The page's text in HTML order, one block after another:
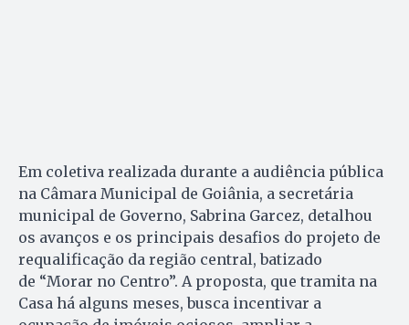
Em coletiva realizada durante a audiência pública
na Câmara Municipal de Goiânia, a secretária
municipal de Governo, Sabrina Garcez, detalhou
os avanços e os principais desafios do projeto de
requalificação da região central, batizado
de “Morar no Centro”. A proposta, que tramita na
Casa há alguns meses, busca incentivar a